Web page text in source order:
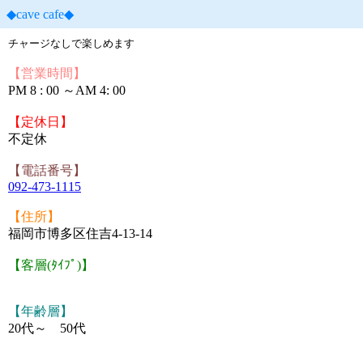
◆cave cafe◆
チャージなしで楽しめます
【営業時間】
PM 8 : 00 ～AM 4: 00
【定休日】
不定休
【電話番号】
092-473-1115
【住所】
福岡市博多区住吉4-13-14
【客層(ﾀｲﾌﾟ)】
【年齢層】
20代～ 50代